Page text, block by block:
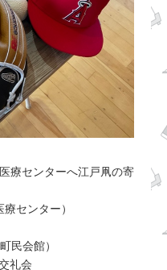
療センターへ江戸凧の寄
センター）
民会館）
礼会